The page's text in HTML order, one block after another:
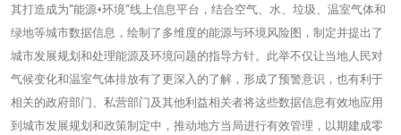
其打造成为“能源+环境”线上信息平台，结合空气、水、垃圾、温室气体和
绿地等城市数据信息，绘制了多维度的能源与环境风险图，制定并提出了
城市发展规划和处理能源及环境问题的指导方针。此举不仅让当地人民对
气候变化和温室气体排放有了更深入的了解，形成了预警意识，也有利于
相关的政府部门、私营部门及其他利益相关者将这些数据信息有效地应用
到城市发展规划和政策制定中，推动地方当局进行有效管理，以期建成零